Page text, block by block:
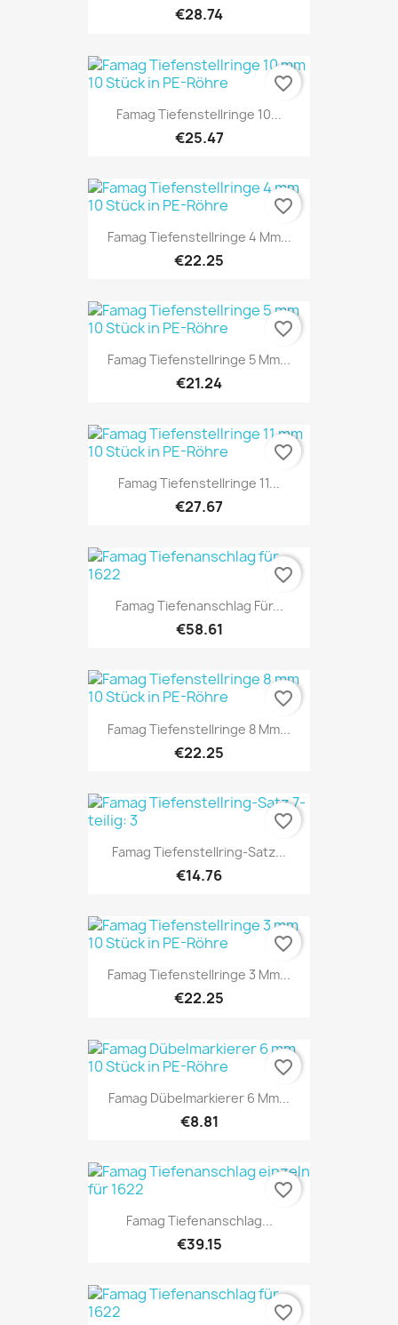
€28.74
Famag Tiefenstellringe 10...
€25.47
favorite_border
Famag Tiefenstellringe 4 Mm...
€22.25
favorite_border
Famag Tiefenstellringe 5 Mm...
€21.24
favorite_border
Famag Tiefenstellringe 11...
€27.67
favorite_border
Famag Tiefenanschlag Für...
€58.61
favorite_border
Famag Tiefenstellringe 8 Mm...
€22.25
favorite_border
Famag Tiefenstellring-Satz...
€14.76
favorite_border
Famag Tiefenstellringe 3 Mm...
€22.25
favorite_border
Famag Dübelmarkierer 6 Mm...
€8.81
favorite_border
Famag Tiefenanschlag...
€39.15
favorite_border
favorite_border